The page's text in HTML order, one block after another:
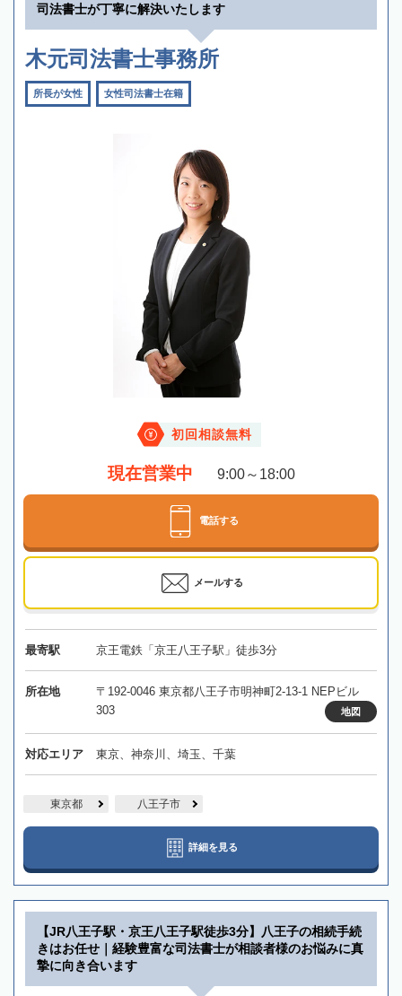
司法書士が丁寧に解決いたします
木元司法書士事務所
所長が女性 女性司法書士在籍
初回相談無料
現在営業中 9:00～18:00
電話する
メールする
最寄駅 京王電鉄「京王八王子駅」徒歩3分
所在地
〒192-0046 東京都八王子市明神町2-13-1 NEPビル
303
地図
対応エリア 東京、神奈川、埼玉、千葉
東京都 八王子市
詳細を見る
【JR八王子駅・京王八王子駅徒歩3分】八王子の相続手続
きはお任せ｜経験豊富な司法書士が相談者様のお悩みに真
摯に向き合います